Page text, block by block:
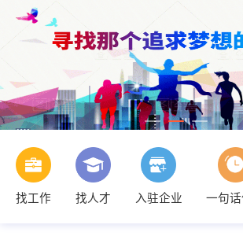
找工作 找人才 入驻企业 一句
发布 [天财记桂林米粉 ] 招聘